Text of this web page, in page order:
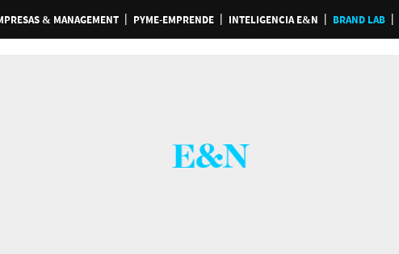
& MANAGEMENT PYME-EMPRENDE INTELIGENCIA E&N BRAND LAB